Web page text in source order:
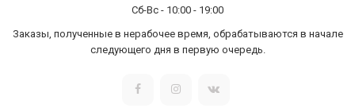
Сб-Вс - 10:00 - 19:00
Заказы, полученные в нерабочее время, обрабатываются в начале
следующего дня в первую очередь.